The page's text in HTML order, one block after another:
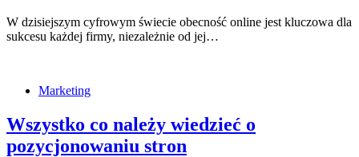
W dzisiejszym cyfrowym świecie obecność online jest kluczowa dla
sukcesu każdej firmy, niezależnie od jej…
Marketing
Wszystko co należy wiedzieć o
pozycjonowaniu stron